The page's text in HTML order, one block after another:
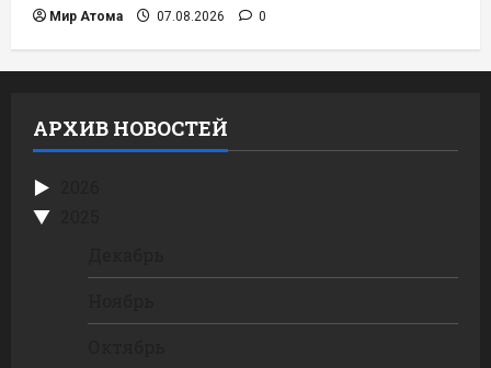
Мир Атома 07.08.2026 0
АРХИВ НОВОСТЕЙ